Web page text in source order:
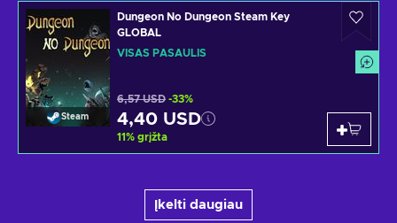
Steam
Dungeon No Dungeon Steam Key
GLOBAL
VISAS PASAULIS
6,57 USD -33%
4,40 USD
11% grįžta
Įkelti daugiau